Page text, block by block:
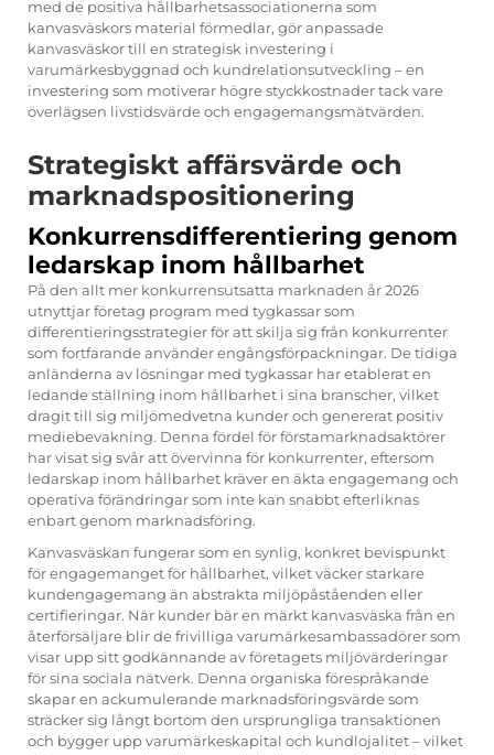
med de positiva hållbarhetsassociationerna som
kanvasväskors material förmedlar, gör anpassade
kanvasväskor till en strategisk investering i
varumärkesbyggnad och kundrelationsutveckling – en
investering som motiverar högre styckkostnader tack vare
överlägsen livstidsvärde och engagemangsmätvärden.
Strategiskt affärsvärde och
marknadspositionering
Konkurrensdifferentiering genom
ledarskap inom hållbarhet
På den allt mer konkurrensutsatta marknaden år 2026
utnyttjar företag program med tygkassar som
differentieringsstrategier för att skilja sig från konkurrenter
som fortfarande använder engångsförpackningar. De tidiga
anländerna av lösningar med tygkassar har etablerat en
ledande ställning inom hållbarhet i sina branscher, vilket
dragit till sig miljömedvetna kunder och genererat positiv
mediebevakning. Denna fördel för förstamarknadsaktörer
har visat sig svår att övervinna för konkurrenter, eftersom
ledarskap inom hållbarhet kräver en äkta engagemang och
operativa förändringar som inte kan snabbt efterliknas
enbart genom marknadsföring.
Kanvasväskan fungerar som en synlig, konkret bevispunkt
för engagemanget för hållbarhet, vilket väcker starkare
kundengagemang än abstrakta miljöpåståenden eller
certifieringar. När kunder bär en märkt kanvasväska från en
återförsäljare blir de frivilliga varumärkesambassadörer som
visar upp sitt godkännande av företagets miljövärderingar
för sina sociala nätverk. Denna organiska förespråkande
skapar en ackumulerande marknadsföringsvärde som
sträcker sig långt bortom den ursprungliga transaktionen
och bygger upp varumärkeskapital och kundlojalitet – vilket